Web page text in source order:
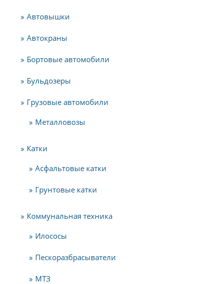
Автовышки
Автокраны
Бортовые автомобили
Бульдозеры
Грузовые автомобили
Металловозы
Катки
Асфальтовые катки
Грунтовые катки
Коммунальная техника
Илососы
Пескоразбрасыватели
МТЗ